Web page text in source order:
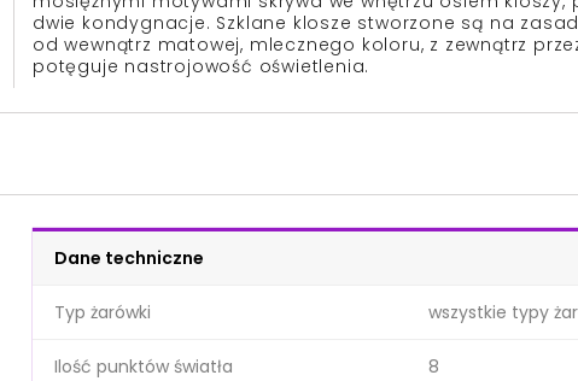
dwie kondygnacje. Szklane klosze stworzone są na
od wewnątrz matowej, mlecznego koloru, z zewnątrz
potęguje nastrojowość oświetlenia.
Dane techniczne
Typ żarówki wszystkie typy
Ilość punktów światła 8